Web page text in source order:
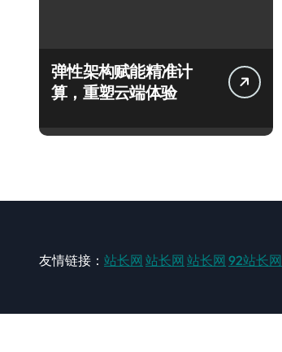
弹性架构赋能精准计
算，重塑云端体验
友情链接： 站长网 站长网 站长网 92站长网